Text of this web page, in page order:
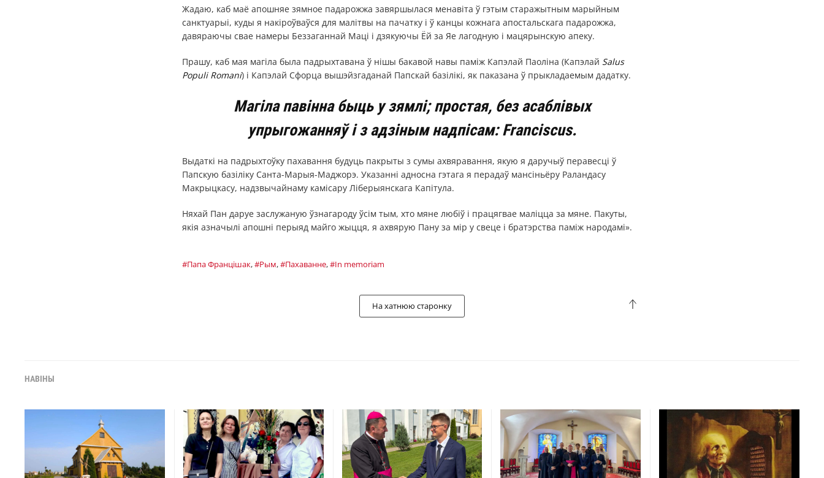
Жадаю, каб маё апошняе зямное падарожжа завяршылася менавіта ў гэтым старажытным марыйным
санктуарыі, куды я накіроўваўся для малітвы на пачатку і ў канцы кожнага апостальскага падарожжа,
давяраючы свае намеры Беззаганнай Маці і дзякуючы Ёй за Яе лагодную і мацярынскую апеку.
Прашу, каб мая магіла была падрыхтавана ў нішы бакавой навы паміж Капэлай Паоліна (Капэлай Salus
Populi Romani) і Капэлай Сфорца вышэйзгаданай Папскай базілікі, як паказана ў прыкладаемым дадатку.
Магіла павінна быць у зямлі; простая, без асаблівых
упрыгожанняў і з адзіным надпісам: Franciscus.
Выдаткі на падрыхтоўку пахавання будуць пакрыты з сумы ахвяравання, якую я даручыў перавесці ў
Папскую базіліку Санта-Марыя-Маджорэ. Указанні адносна гэтага я перадаў мансіньёру Раландасу
Макрыцкасу, надзвычайнаму камісару Ліберыянскага Капітула.
Няхай Пан даруе заслужаную ўзнагароду ўсім тым, хто мяне любіў і працягвае маліцца за мяне. Пакуты,
якія азначылі апошні перыяд майго жыцця, я ахвярую Пану за мір у свеце і братэрства паміж народамі».
#Папа Францішак,#Рым,#Пахаванне,#In memoriam
На хатнюю старонку
НАВІНЫ